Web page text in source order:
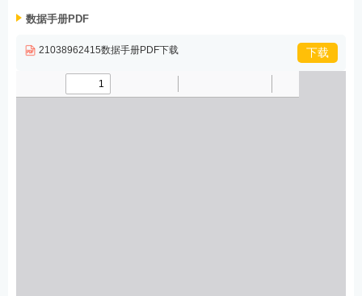
数据手册PDF
21038962415数据手册PDF下载 下载